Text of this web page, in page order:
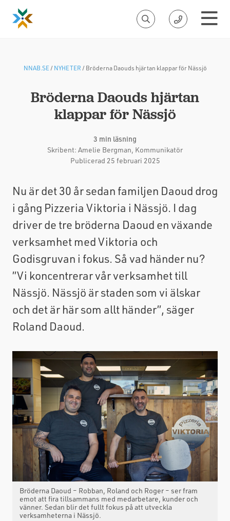
NNAB.SE/NYHETER /Bröderna Daouds hjärtan klappar för Nässjö
Bröderna Daouds hjärtan
klappar för Nässjö
3 min läsning
Skribent: Amelie Bergman, Kommunikatör
Publicerad 25 februari 2025
Nu är det 30 år sedan familjen Daoud drog
i gång Pizzeria Viktoria i Nässjö. I dag
driver de tre bröderna Daoud en växande
verksamhet med Viktoria och
Godisgruvan i fokus. Så vad händer nu?
”Vi koncentrerar vår verksamhet till
Nässjö. Nässjö är staden som vi älskar
och det är här som allt händer”, säger
Roland Daoud.
Bröderna Daoud – Robban, Roland och Roger – ser fram
emot att fira tillsammans med medarbetare, kunder och
vänner. Sedan blir det fullt fokus på att utveckla
verksamheterna i Nässjö.